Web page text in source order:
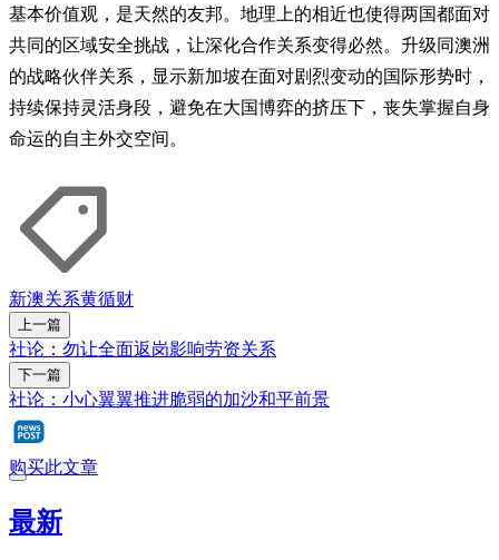
基本价值观，是天然的友邦。地理上的相近也使得两国都面对
共同的区域安全挑战，让深化合作关系变得必然。升级同澳洲
的战略伙伴关系，显示新加坡在面对剧烈变动的国际形势时，
持续保持灵活身段，避免在大国博弈的挤压下，丧失掌握自身
命运的自主外交空间。
新澳关系黄循财
上一篇
社论：勿让全面返岗影响劳资关系
下一篇
社论：小心翼翼推进脆弱的加沙和平前景
购买此文章
最新